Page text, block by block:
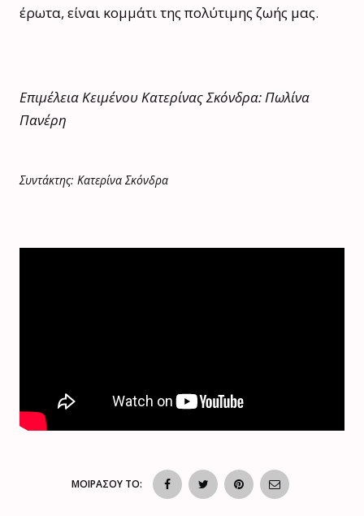
έρωτα, είναι κομμάτι της πολύτιμης ζωής μας.
Επιμέλεια Κειμένου Κατερίνας Σκόνδρα: Πωλίνα
Πανέρη
Συντάκτης: Κατερίνα Σκόνδρα
ΜΟΙΡΑΣΟΥ ΤΟ: